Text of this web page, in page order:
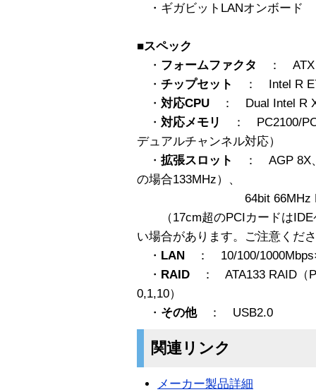
・ギガビットLANオンボード
■スペック
・ フォームファクタ
： ATX
・ チップセット
： Intel R
・ 対応CPU ： Dual Intel R
・ 対応メモリ
： PC2100/
デュアルチャンネル対応）
・ 拡張スロット
： AGP 8X
の場合133MHz）、
64bit 66MHz PCI×1
（17cm超のPCIカードはIDE
い場合があります。ご注意くだ
・ LAN ： 10/100/
・ RAID ： ATA133 RAID（
0,1,10）
・ その他： USB2.0
関連リンク
メーカー製品詳細